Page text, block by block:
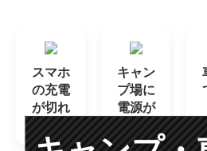
スマホ
の充電
が切れ
そう
キャン
プ場に
電源が
ない